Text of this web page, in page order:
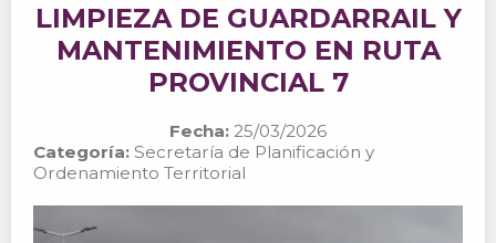
LIMPIEZA DE GUARDARRAIL Y
MANTENIMIENTO EN RUTA
PROVINCIAL 7
Fecha: 25/03/2026
Categoría: Secretaría de Planificación y
Ordenamiento Territorial